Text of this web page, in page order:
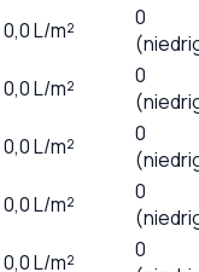
0,0L/m²
0
0,0L/m²
0
0,0L/m²
0
0,0L/m²
0
0,0L/m²
0